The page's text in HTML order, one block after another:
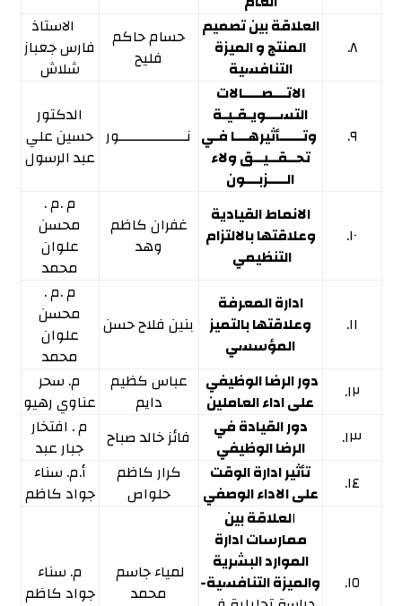
٨.
العلاقة بين تصميم
المنتج و الميزة
التنافسية
حسام حاكم
فليح
الاستاذ
فارس جعباز
شلاش
٩.
الاتـــصــــالات
التســـويـقـيـة
وتـــــأثيرهـــا فـي
تحــقــيــق ولاء
الــــزبـــون
نـــــــــــــــور
الدكتور
حسين علي
عبد الرسول
١٠.
الانماط القيادية
وعلاقتها بالالتزام
التنظيمي
غفران كاظم
وهد
م .م .
محسن
علوان
محمد
١١.
ادارة المعرفة
وعلاقتها بالتميز
المؤسسي
بنين فلاح حسن
م .م .
محسن
علوان
محمد
١٢.
دور الرضا الوظيفي
على اداء العاملين
عباس كظيم
دايم
م. سحر
عناوي رهيو
١٣.
دور القيادة في
الرضا الوظيفي
فائز خالد صباح
م . افتخار
جبار عبد
١٤.
تأثير ادارة الوقت
على الاداء الوصفي
كرار كاظم
حلواص
أ.م. سناء
جواد كاظم
١٥.
العلاقة بين
ممارسات ادارة
الموارد البشرية
والميزة التنافسية-
لمياء جاسم
محمد
م. سناء
جواد كاظم